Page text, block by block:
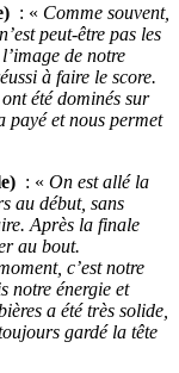
: « Comme souvent,
peut-être pas les
de notre
à faire le score.
été dominés sur
payé et nous permet
: « On est allé la
au début, sans
Après la finale
au bout.
c’est notre
notre énergie et
a été très solide,
gardé la tête